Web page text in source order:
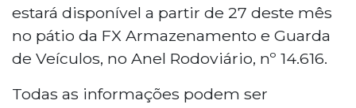
estará disponível a partir de 27 deste mês
no pátio da FX Armazenamento e Guarda
de Veículos, no Anel Rodoviário, nº 14.616.
Todas as informações podem ser